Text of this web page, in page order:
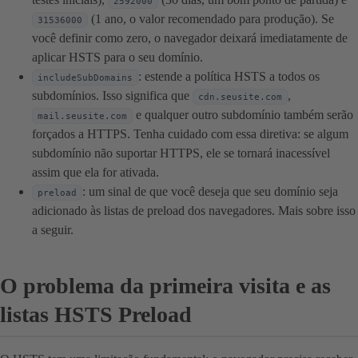
31536000
(1 ano, o valor recomendado para produção). Se
você definir como zero, o navegador deixará imediatamente de
aplicar HSTS para o seu domínio.
includeSubDomains
: estende a política HSTS a todos os
subdomínios. Isso significa que
cdn.seusite.com ,
mail.seusite.com
e qualquer outro subdomínio também serão
forçados a HTTPS. Tenha cuidado com essa diretiva: se algum
subdomínio não suportar HTTPS, ele se tornará inacessível
assim que ela for ativada.
preload
: um sinal de que você deseja que seu domínio seja
adicionado às listas de preload dos navegadores. Mais sobre isso
a seguir.
O problema da primeira visita e as
listas HSTS Preload